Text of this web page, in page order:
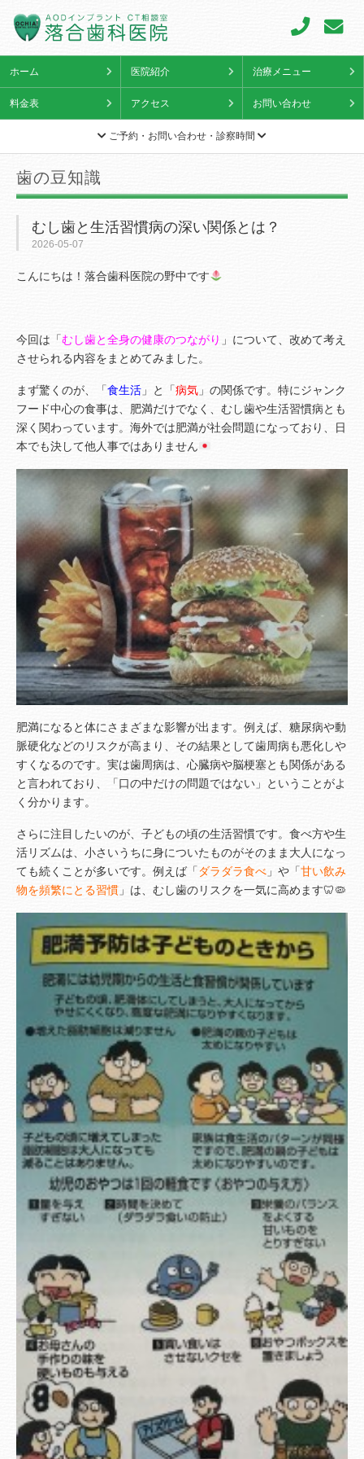
ホーム 医院紹介 治療メニュー
料金表 アクセス お問い合わせ
ご予約・お問い合わせ・診察時間
歯の豆知識
むし歯と生活習慣病の深い関係とは？
2026-05-07
こんにちは！落合歯科医院の野中です
今回は「 むし歯と全身の健康のつながり 」について、改めて考え
させられる内容をまとめてみました。
まず驚くのが、「 食生活 」と「 病気 」の関係です。特にジャンク
フード中心の食事は、肥満だけでなく、むし歯や生活習慣病とも
深く関わっています。海外では肥満が社会問題になっており、日
本でも決して他人事ではありません
肥満になると体にさまざまな影響が出ます。例えば、糖尿病や動
脈硬化などのリスクが高まり、その結果として歯周病も悪化しや
すくなるのです。実は歯周病は、心臓病や脳梗塞とも関係がある
と言われており、「口の中だけの問題ではない」ということがよ
く分かります。
さらに注目したいのが、子どもの頃の生活習慣です。食べ方や生
活リズムは、小さいうちに身についたものがそのまま大人になっ
ても続くことが多いです。 例えば「 ダラダラ食べ 」や「甘い飲み
物を頻繁にとる習慣 」は、むし歯のリスクを一気に高めます🦷🦠